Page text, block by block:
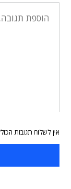
אין לשלוח תגובות